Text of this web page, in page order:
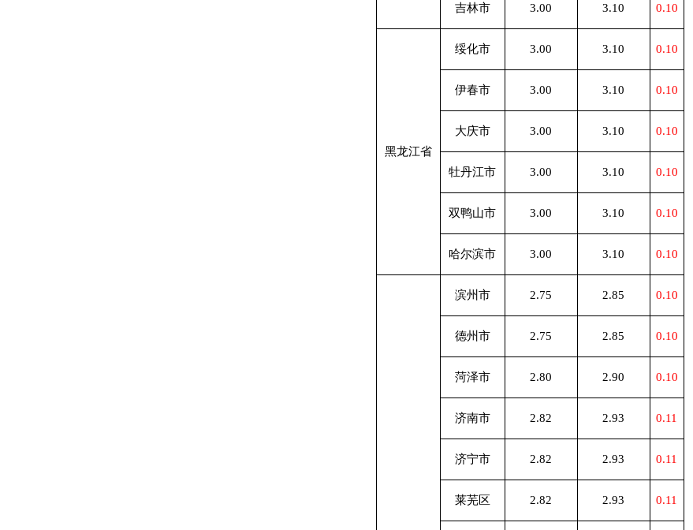
吉林市 3.00 3.10 0.10
黑龙江省
绥化市 3.00 3.10 0.10
伊春市 3.00 3.10 0.10
大庆市 3.00 3.10 0.10
牡丹江市 3.00 3.10 0.10
双鸭山市 3.00 3.10 0.10
哈尔滨市 3.00 3.10 0.10
滨州市 2.75 2.85 0.10
德州市 2.75 2.85 0.10
菏泽市 2.80 2.90 0.10
济南市 2.82 2.93 0.11
济宁市 2.82 2.93 0.11
莱芜区 2.82 2.93 0.11